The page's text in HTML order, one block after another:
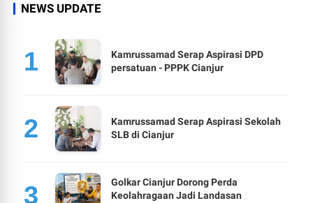
NEWS UPDATE
Kamrussamad Serap Aspirasi DPD
persatuan - PPPK Cianjur
Kamrussamad Serap Aspirasi Sekolah
SLB di Cianjur
Golkar Cianjur Dorong Perda
Keolahragaan Jadi Landasan